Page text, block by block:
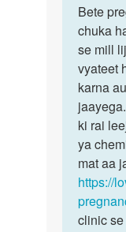
to
by
Bete
pregnancy
ko
12
weeks…
Bete
chuka
se mill
vyateet
karna
ki rai
ya
mat aa
https://
clinic